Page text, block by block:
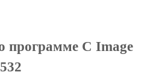
программе C Image